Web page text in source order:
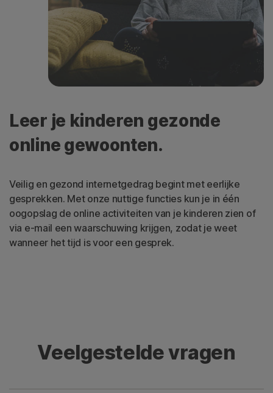
Leer je kinderen gezonde
online gewoonten.
Veilig en gezond internetgedrag begint met eerlijke
gesprekken. Met onze nuttige functies kun je in één
oogopslag de online activiteiten van je kinderen zien of
via e-mail een waarschuwing krijgen, zodat je weet
wanneer het tijd is voor een gesprek.
Veelgestelde vragen